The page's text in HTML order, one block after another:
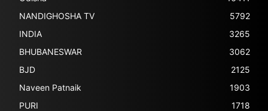
NANDIGHOSHA TV
5792
INDIA
3265
BHUBANESWAR
3062
BJD
2125
Naveen Patnaik
1903
PURI
1718